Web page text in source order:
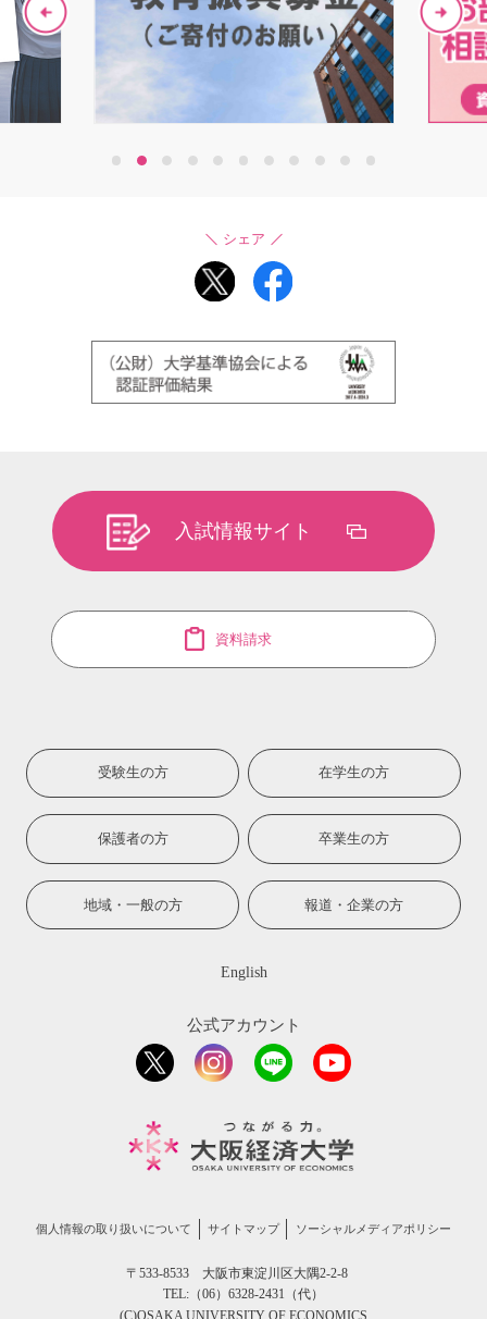
2 4 5 7 9
シェア
入試情報サイト
資料請求
受験生の方 在学生の方
保護者の方 卒業生の方
地域・一般の方 報道・企業の方
English
公式アカウント
個人情報の取り扱いについて サイトマップ ソーシャルメディアポリシー
〒533-8533 大阪市東淀川区大隅2-2-8
TEL:（06）6328-2431（代）
(C)OSAKA UNIVERSITY OF ECONOMICS